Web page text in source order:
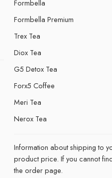
Formbella
Formbella Premium
Trex Tea
Diox Tea
G5 Detox Tea
Forx5 Coffee
Meri Tea
Nerox Tea
Information about shipping to
product price. If you cannot
the order page.